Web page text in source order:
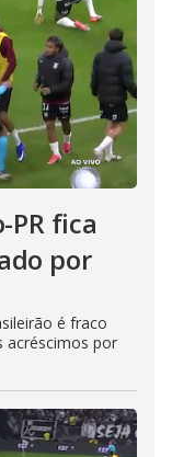
fica
por
é fraco
acréscimos por